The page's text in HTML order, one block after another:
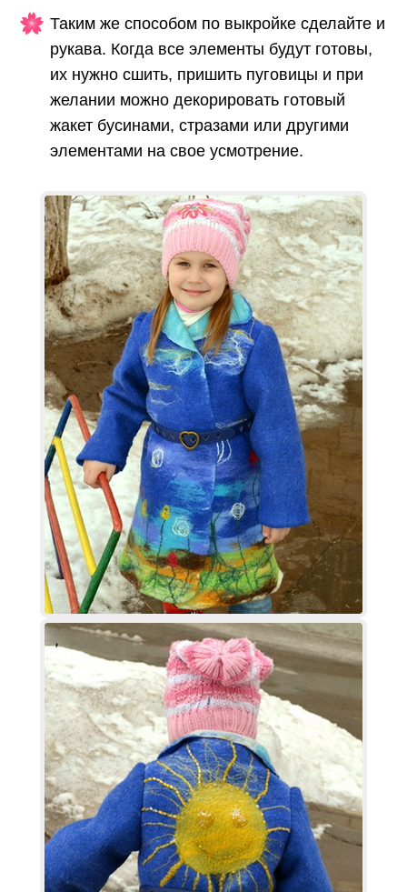
Таким же способом по выкройке сделайте и
рукава. Когда все элементы будут готовы,
их нужно сшить, пришить пуговицы и при
желании можно декорировать готовый
жакет бусинами, стразами или другими
элементами на свое усмотрение.